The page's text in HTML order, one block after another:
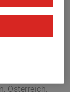
Österreich,